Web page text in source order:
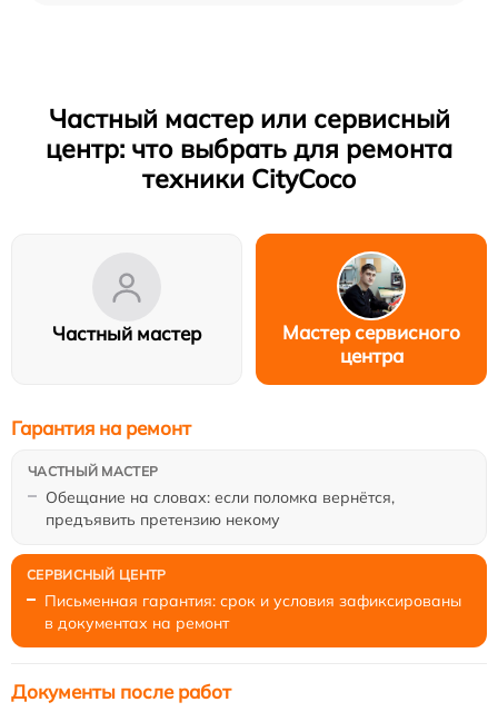
Частный мастер или сервисный
центр: что выбрать для ремонта
техники CityCoco
Частный мастер
Мастер сервисного
центра
Обещание на словах: если поломка вернётся,
предъявить претензию некому
Гарантия на ремонт
Письменная гарантия: срок и условия зафиксированы
в документах на ремонт
Документы после работ